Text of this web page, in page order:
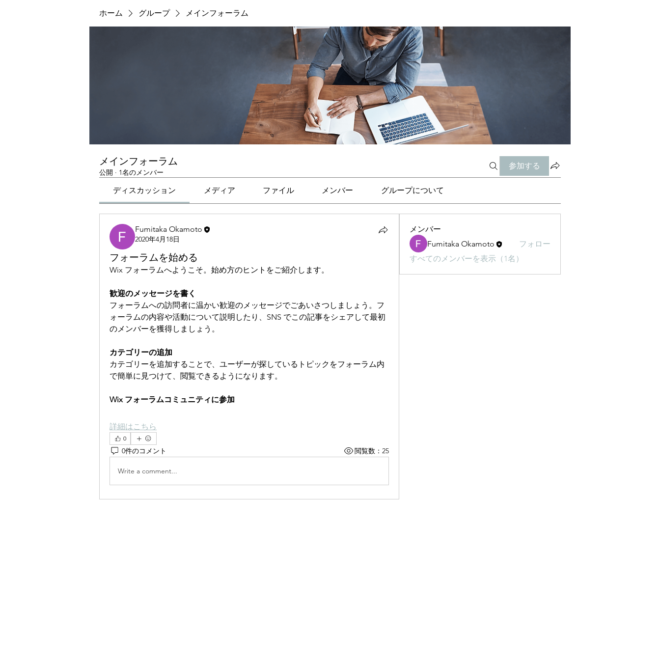
ホーム グループ メインフォーラム
メインフォーラム
公開 · 1名のメンバー
参加する
ディスカッション メディア ファイル メンバー グループについて
Fumitaka Okamoto
2020年4月18日
フォーラムを始める
Wix フォーラムへようこそ。始め方のヒントをご紹介します。
歓迎のメッセージを書く
フォーラムへの訪問者に温かい歓迎のメッセージでごあいさつしましょう。フ
ォーラムの内容や活動について説明したり、SNS でこの記事をシェアして最初
のメンバーを獲得しましょう。
カテゴリーの追加
カテゴリーを追加することで、ユーザーが探しているトピックをフォーラム内
で簡単に見つけて、閲覧できるようになります。
Wix フォーラムコミュニティに参加
詳細はこちら
0
0件のコメント 閲覧数：25
Write a comment...
メンバー
Fumitaka Okamoto
フォロー
すべてのメンバーを表示（1名）